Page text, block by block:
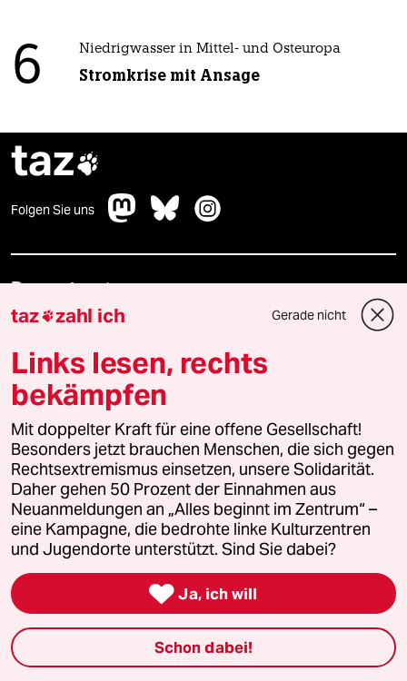
6 Niedrigwasser in Mittel- und Osteuropa
Stromkrise mit Ansage
taz
Folgen Sie uns
Ressorts
Öko
Gesellschaft
Kultur
Sport
Nord
Wahrheit
taz zahl ich Gerade nicht
Links lesen, rechts
bekämpfen
Mit doppelter Kraft für eine offene Gesellschaft!
Besonders jetzt brauchen Menschen, die sich gegen
Rechtsextremismus einsetzen, unsere Solidarität.
Daher gehen 50 Prozent der Einnahmen aus
Neuanmeldungen an „Alles beginnt im Zentrum“ –
eine Kampagne, die bedrohte linke Kulturzentren
und Jugendorte unterstützt. Sind Sie dabei?
 Ja, ich will
Schon dabei!